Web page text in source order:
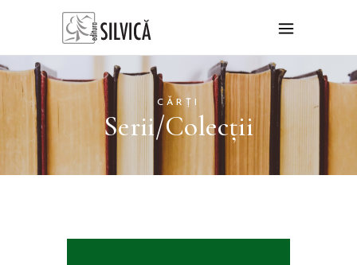
CĂRȚI
Serii/Colecții